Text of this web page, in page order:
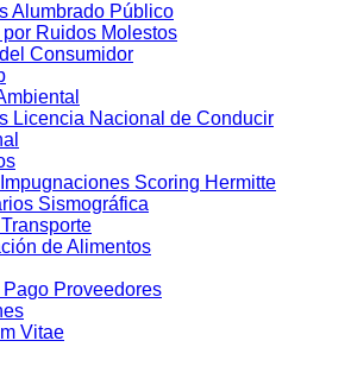
Alumbrado Público
por Ruidos Molestos
Consumidor
Licencia Nacional de Conducir
Scoring Hermitte
Sismográfica
de Alimentos
Proveedores
Vitae